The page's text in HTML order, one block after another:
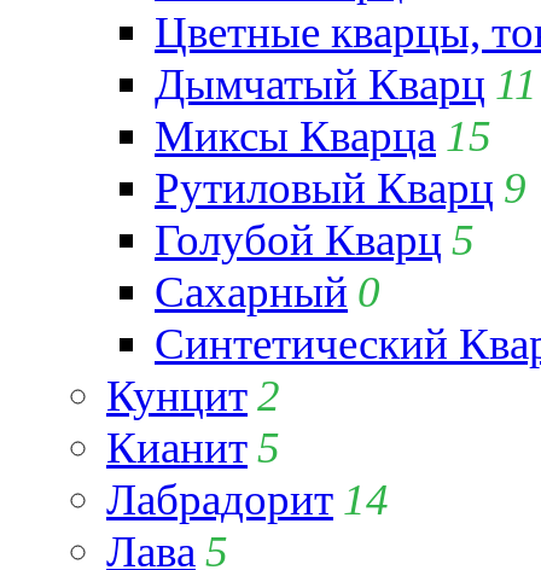
Цветные кварцы,
Дымчатый Кварц 11
Миксы Кварца 15
Рутиловый Кварц 9
Голубой Кварц 5
Сахарный 0
Синтетический
Кунцит2
Кианит5
Лабрадорит 14
Лава 5